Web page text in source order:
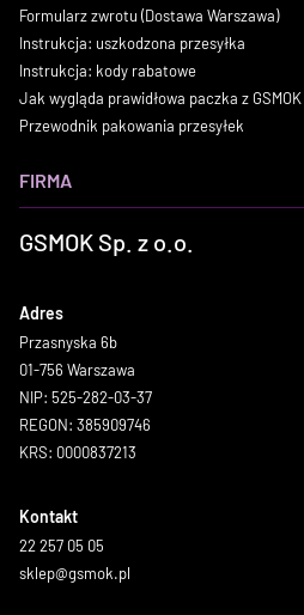
Formularz zwrotu (Dostawa Warszawa)
Instrukcja: uszkodzona przesyłka
Instrukcja: kody rabatowe
Jak wygląda prawidłowa paczka z GSMOK
Przewodnik pakowania przesyłek
FIRMA
GSMOK Sp. z o.o.
Adres
Przasnyska 6b
01-756 Warszawa
NIP: 525-282-03-37
REGON: 385909746
KRS: 0000837213
Kontakt
22 257 05 05
sklep@gsmok.pl